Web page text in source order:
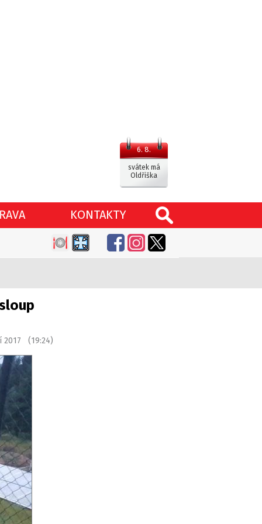
6. 8.
svátek má
Oldřiška
KONTAKTY
2017 (19:24)